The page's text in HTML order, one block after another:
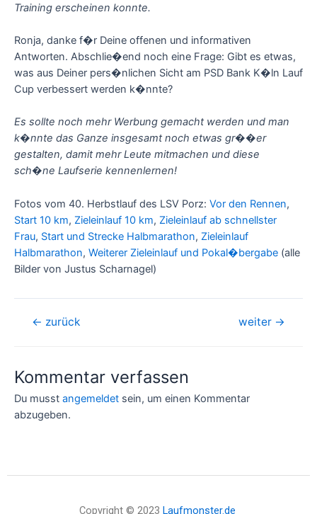
Training erscheinen konnte.
Ronja, danke f�r Deine offenen und informativen
Antworten. Abschlie�end noch eine Frage: Gibt es etwas,
was aus Deiner pers�nlichen Sicht am PSD Bank K�ln Lauf
Cup verbessert werden k�nnte?
Es sollte noch mehr Werbung gemacht werden und man
k�nnte das Ganze insgesamt noch etwas gr��er
gestalten, damit mehr Leute mitmachen und diese
sch�ne Laufserie kennenlernen!
Fotos vom 40. Herbstlauf des LSV Porz: Vor den Rennen,
Start 10 km, Zieleinlauf 10 km, Zieleinlauf ab schnellster
Frau, Start und Strecke Halbmarathon, Zieleinlauf
Halbmarathon, Weiterer Zieleinlauf und Pokal�bergabe (alle
Bilder von Justus Scharnagel)
← zurück weiter →
Kommentar verfassen
Du musst angemeldet sein, um einen Kommentar
abzugeben.
Copyright © 2023 Laufmonster.de